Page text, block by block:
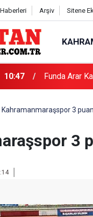
Arşiv Sitene
10:47 Funda Arar
Kahramanmaraşspor 3
3